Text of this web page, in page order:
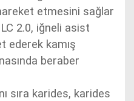
etmesini sağlar
2.0, iğneli asist
ederek kamış
beraber
sıra karides, karides